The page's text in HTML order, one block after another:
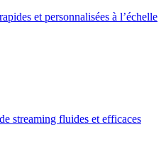
et personnalisées à l’échelle
streaming fluides et efficaces